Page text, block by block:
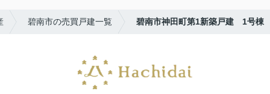
碧南市の売買戸建一覧 碧南市神田町第1新築戸建 1号棟